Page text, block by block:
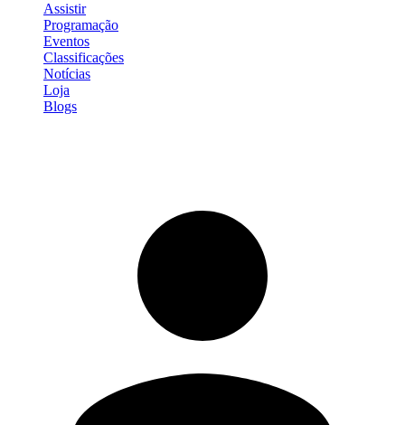
Assistir
Programação
Eventos
Classificações
Notícias
Loja
Blogs